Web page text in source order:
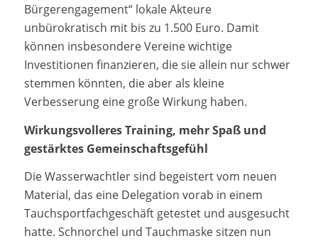
Bürgerengagement“ lokale Akteure
unbürokratisch mit bis zu 1.500 Euro. Damit
können insbesondere Vereine wichtige
Investitionen finanzieren, die sie allein nur schwer
stemmen könnten, die aber als kleine
Verbesserung eine große Wirkung haben.
Wirkungsvolleres Training, mehr Spaß und
gestärktes Gemeinschaftsgefühl
Die Wasserwachtler sind begeistert vom neuen
Material, das eine Delegation vorab in einem
Tauchsportfachgeschäft getestet und ausgesucht
hatte. Schnorchel und Tauchmaske sitzen nun